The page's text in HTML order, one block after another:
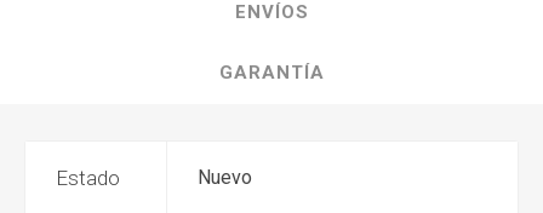
ENVÍOS
GARANTÍA
Estado Nuevo